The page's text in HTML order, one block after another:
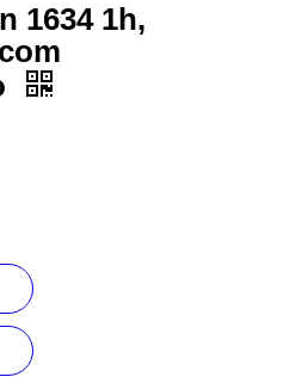
1634 1h,